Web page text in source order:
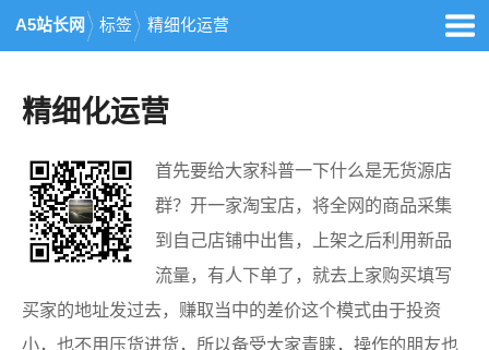
A5站长网 标签 精细化运营
精细化运营
首先要给大家科普一下什么是无货源店
群？开一家淘宝店，将全网的商品采集
到自己店铺中出售，上架之后利用新品
流量，有人下单了，就去上家购买填写
买家的地址发过去，赚取当中的差价这个模式由于投资
小，也不用压货进货，所以备受大家青睐，操作的朋友也